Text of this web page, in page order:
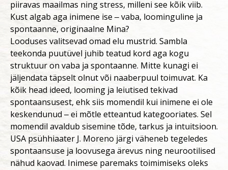
piiravas maailmas ning stress, milleni see kõik viib.
Kust algab aga inimene ise ‒ vaba, loominguline ja
spontaanne, originaalne Mina?
Looduses valitsevad omad elu mustrid. Sambla
teekonda puutüvel juhib teatud kord aga kogu
struktuur on vaba ja spontaanne. Mitte kunagi ei
jäljendata täpselt olnut või naaberpuul toimuvat. Ka
kõik head ideed, looming ja leiutised tekivad
spontaansusest, ehk siis momendil kui inimene ei ole
keskendunud ‒ ei mõtle etteantud kategooriates. Sel
momendil avaldub sisemine tõde, tarkus ja intuitsioon.
USA psühhiaater J. Moreno järgi väheneb tegeledes
spontaansuse ja loovusega ärevus ning neurootilised
nähud kaovad. Inimese paremaks toimimiseks oleks